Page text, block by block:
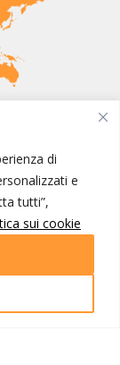
di
e
tutti”,
sui cookie